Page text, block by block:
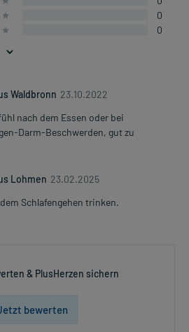
0
0
Waldbronn 23.10.2022
nach dem Essen oder bei
Darm-Beschwerden, gut zu
Lohmen 23.02.2025
Schlafengehen trinken.
& PlusHerzen sichern
bewerten